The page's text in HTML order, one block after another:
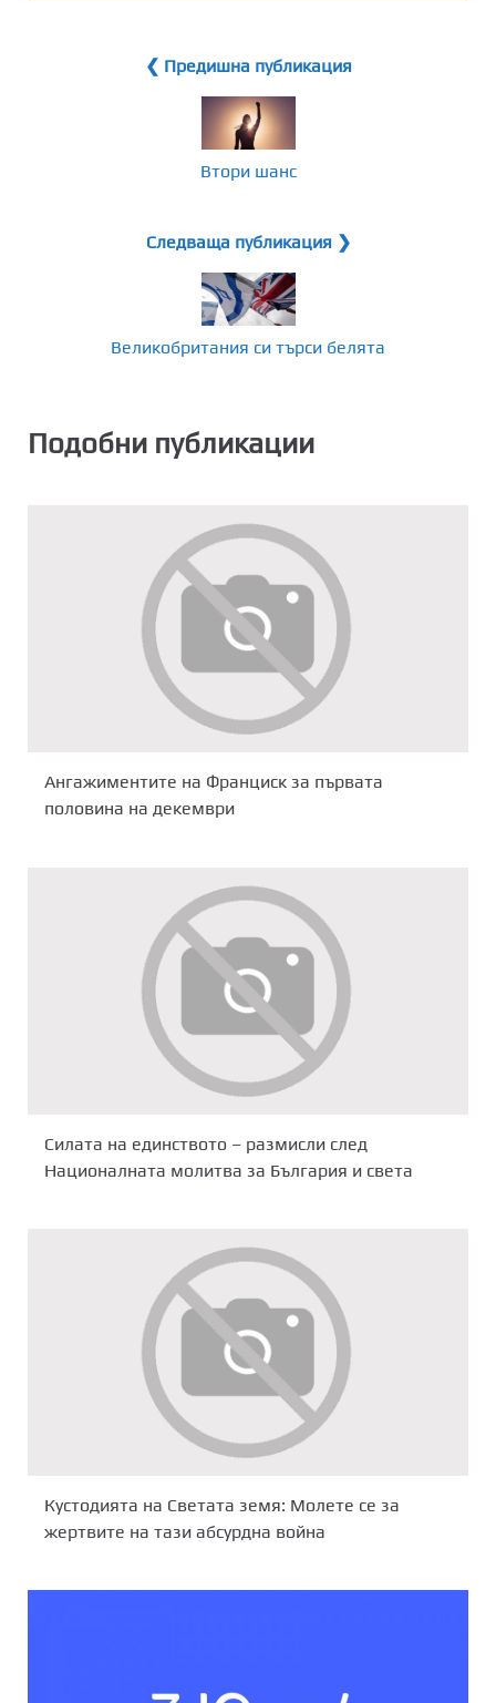
❮ Предишна публикация
Втори шанс
Следваща публикация ❯
Великобритания си търси белята
Подобни публикации
Ангажиментите на Франциск за първата
половина на декември
Силата на единството – размисли след
Националната молитва за България и света
Кустодията на Светата земя: Молете се за
жертвите на тази абсурдна война